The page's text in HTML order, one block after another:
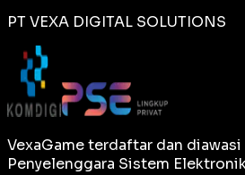
PT VEXA DIGITAL SOLUTIONS
VexaGame terdaftar dan
Penyelenggara Sistem